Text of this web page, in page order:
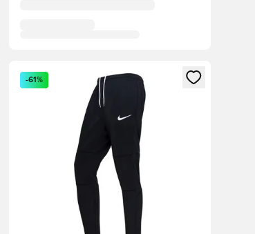
dig som medlem
Åbner en Modal til at logge ind eller tilmelde dig
-61%